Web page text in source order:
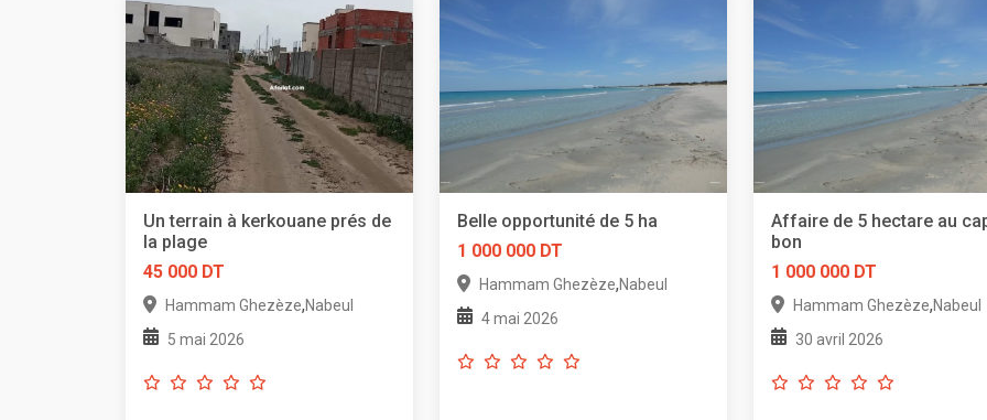
Un terrain à kerkouane prés de
la plage
45 000 DT
Hammam Ghezèze,Nabeul
5 mai 2026
Belle opportunité de 5 ha
1 000 000 DT
Hammam Ghezèze,Nabeul
4 mai 2026
Affaire de 5 hectare au
bon
1 000 000 DT
Hammam Ghezèze,Nabeul
30 avril 2026